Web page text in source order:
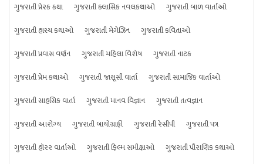
ગુજરાતી પ્રેરક કથા
ગુજરાતી ક્લાસિક નવલકથાઓ
ગુજરાતી બાળ વાર્તાઓ
ગુજરાતી હાસ્ય કથાઓ
ગુજરાતી મેગેઝિન
ગુજરાતી કવિતાઓ
ગુજરાતી પ્રવાસ વર્ણન
ગુજરાતી મહિલા વિશેષ
ગુજરાતી નાટક
ગુજરાતી પ્રેમ કથાઓ
ગુજરાતી જાસૂસી વાર્તા
ગુજરાતી સામાજિક વાર્તાઓ
ગુજરાતી સાહસિક વાર્તા
ગુજરાતી માનવ વિજ્ઞાન
ગુજરાતી તત્વજ્ઞાન
ગુજરાતી આરોગ્ય
ગુજરાતી બાયોગ્રાફી ગુજરાતી રેસીપી
ગુજરાતી પત્ર
ગુજરાતી હૉરર વાર્તાઓ
ગુજરાતી ફિલ્મ સમીક્ષાઓ
ગુજરાતી પૌરાણિક કથાઓ